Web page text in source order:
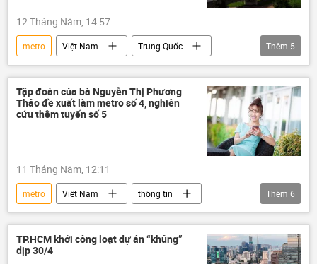
12 Tháng Năm, 14:57
metro Việt Nam
Trung Quốc
đường sắt
doanh nghiệp
AI
Kinh tế
Chính trị
Thêm 5
Tập đoàn của bà Nguyễn Thị Phương
Thảo đề xuất làm metro số 4, nghiên
cứu thêm tuyến số 5
11 Tháng Năm, 12:11
metro Việt Nam
thông tin
tuyến metro số 1
tuyến metro số 2
đường sắt
dự án
Vietjet
VietJet Air
Thêm 6
TP.HCM khởi công loạt dự án “khủng”
dịp 30/4